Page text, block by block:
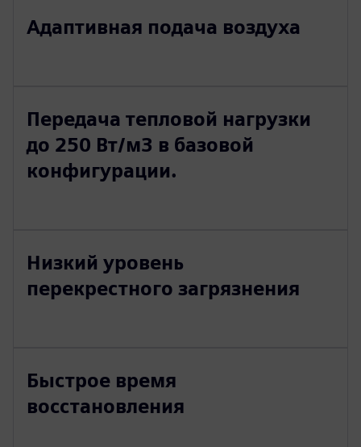
Адаптивная подача воздуха
Передача тепловой нагрузки
до 250 Вт/м3 в базовой
конфигурации.
Низкий уровень
перекрестного загрязнения
Быстрое время
восстановления